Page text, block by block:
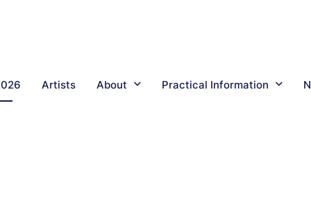
Artists About Practical Information